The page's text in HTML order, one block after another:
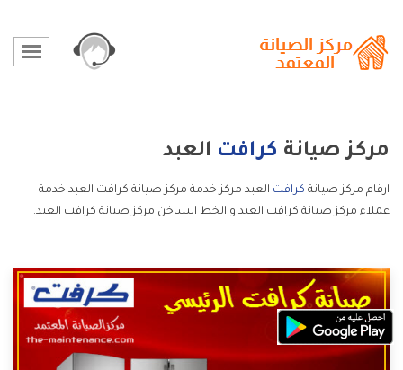
مركز صيانة كرافت العبد
ارقام مركز صيانة كرافت العبد مركز خدمة مركز صيانة كرافت العبد خدمة
عملاء مركز صيانة كرافت العبد و الخط الساخن مركز صيانة كرافت العبد.